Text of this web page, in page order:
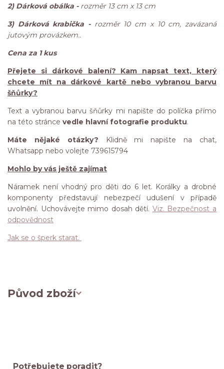
2) Dárková obálka -rozměr 13 cm x 13 cm
3) Dárková krabička - rozměr 10 cm x 10 cm, zavázaná
jutovým provázkem..
Cena za 1 kus
Přejete si dárkové balení? Kam napsat text, který
chcete mít na dárkové kartě nebo vybranou barvu
šňůrky?
Text a vybranou barvu šňůrky mi napište do políčka přímo
na této stránce vedle hlavní fotografie produktu.
Máte nějaké otázky?
Klidně mi napište na chat,
Whatsapp nebo volejte 739615794
Mohlo by vás ještě zajímat
Náramek není vhodný pro děti do 6 let. Korálky a drobné
komponenty představují nebezpečí udušení v případě
uvolnění. Uchovávejte mimo dosah dětí. Viz. Bezpečnost a
odpovědnost
Jak se o šperk starat.
Původ zboží
Potřebujete poradit?